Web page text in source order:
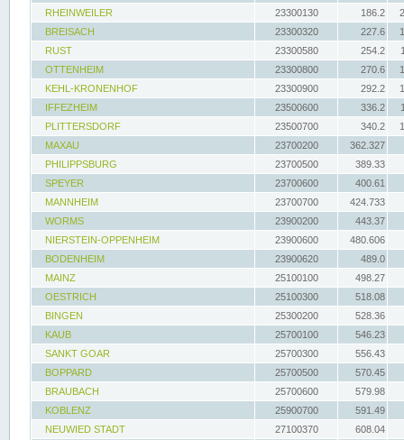
RHEINWEILER
23300130 186.2
BREISACH
23300320 227.6
RUST
23300580 254.2
OTTENHEIM
23300800 270.6
KEHL-KRONENHOF
23300900 292.2
IFFEZHEIM
23500600 336.2
PLITTERSDORF
23500700 340.2
MAXAU
23700200
362.327
PHILIPPSBURG
23700500
389.33
SPEYER
23700600
400.61
MANNHEIM
23700700
424.733
WORMS
23900200
443.37
NIERSTEIN-OPPENHEIM
23900600
480.606
BODENHEIM
23900620
489.0
MAINZ
25100100
498.27
OESTRICH
25100300
518.08
BINGEN
25300200
528.36
KAUB
25700100
546.23
SANKT GOAR
25700300
556.43
BOPPARD
25700500
570.45
BRAUBACH
25700600
579.98
KOBLENZ
25900700
591.49
NEUWIED STADT
27100370
608.04